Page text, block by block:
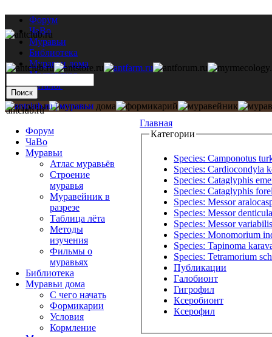
Форум
ЧаВо
Муравьи
Библиотека
Муравьи дома
Мастерская
Каталог
Главная
Категории
Species: Camponotus
Species: Cardiocondyla
Species: Cataglyphis
Species: Cataglyphis
Species: Messor
Species: Messor
Species: Messor variabilis
Species: Monomorium
Species: Tapinoma
Species: Tetramorium
Публикации
Галобионт
Гигрофил
Ксеробионт
Ксерофил
antclub.ru
Форум
ЧаВо
Муравьи
Атлас муравьёв
Строение
муравья
Муравейник в
разрезе
Таблица лёта
Методы
изучения
Фильмы о
муравьях
Библиотека
Муравьи дома
С чего начать
Формикарии
Условия
Кормление